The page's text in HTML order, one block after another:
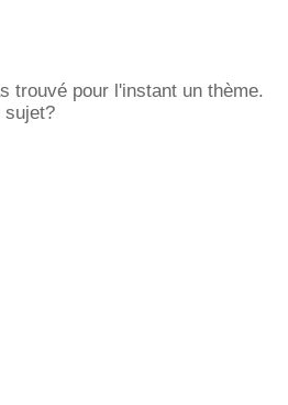
trouvé pour l'instant un thème.
sujet?